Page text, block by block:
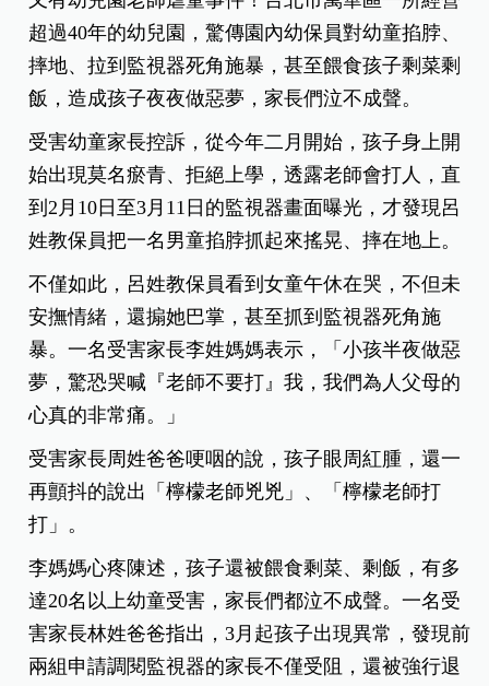
超過40年的幼兒園，驚傳園內幼保員對幼童掐脖、
摔地、拉到監視器死角施暴，甚至餵食孩子剩菜剩
飯，造成孩子夜夜做惡夢，家長們泣不成聲。
受害幼童家長控訴，從今年二月開始，孩子身上開
始出現莫名瘀青、拒絕上學，透露老師會打人，直
到2月10日至3月11日的監視器畫面曝光，才發現呂
姓教保員把一名男童掐脖抓起來搖晃、摔在地上。
不僅如此，呂姓教保員看到女童午休在哭，不但未
安撫情緒，還搧她巴掌，甚至抓到監視器死角施
暴。一名受害家長李姓媽媽表示，「小孩半夜做惡
夢，驚恐哭喊『老師不要打』我，我們為人父母的
心真的非常痛。」
受害家長周姓爸爸哽咽的說，孩子眼周紅腫，還一
再顫抖的說出「檸檬老師兇兇」、「檸檬老師打
打」。
李媽媽心疼陳述，孩子還被餵食剩菜、剩飯，有多
達20名以上幼童受害，家長們都泣不成聲。一名受
害家長林姓爸爸指出，3月起孩子出現異常，發現前
兩組申請調閱監視器的家長不僅受阻，還被強行退